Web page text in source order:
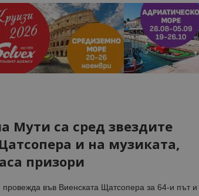
Мути са сред звездите
и на музиката,
призори
във Виенската Щатсопера за 64-и път и